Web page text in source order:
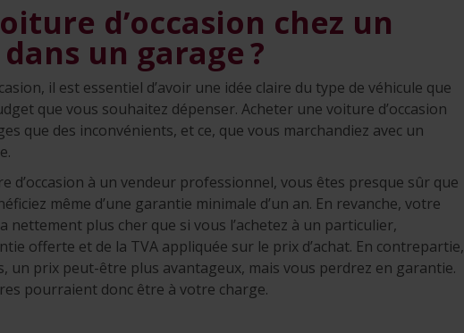
d’occasion chez un
un garage ?
il est essentiel d’avoir une idée claire du type de véhicule que
que vous souhaitez dépenser. Acheter une voiture d’occasion
que des inconvénients, et ce, que vous marchandiez avec un
d’occasion à un vendeur professionnel, vous êtes presque sûr que
même d’une garantie minimale d’un an. En revanche, votre
nettement plus cher que si vous l’achetez à un particulier,
offerte et de la TVA appliquée sur le prix d’achat. En contrepartie,
un prix peut-être plus avantageux, mais vous perdrez en garantie.
pourraient donc être à votre charge.